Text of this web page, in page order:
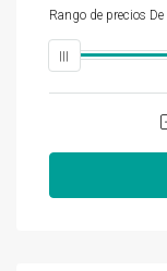
Rango de precios De